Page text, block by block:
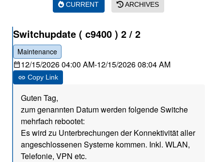
CURRENT ARCHIVES
Switchupdate ( c9400 ) 2 / 2
Maintenance
12/15/2026 04:00 AM-12/15/2026 08:04 AM
Copy Link
Guten Tag,
zum genannten Datum werden folgende Switche
mehrfach rebootet:
Es wird zu Unterbrechungen der Konnektivität aller
angeschlossenen Systeme kommen. Inkl. WLAN,
Telefonie, VPN etc.